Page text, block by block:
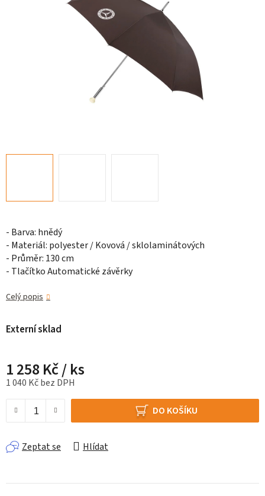
- Barva: hnědý
- Materiál: polyester / Kovová / sklolaminátových
- Průměr: 130 cm
- Tlačítko Automatické závěrky
Celý popis
Externí sklad
1 258 Kč/ ks
1 040 Kč bez DPH
DO KOŠÍKU
Zeptat se Hlídat